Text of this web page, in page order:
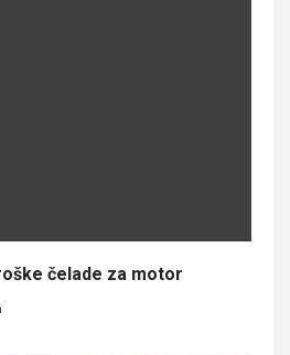
čelade za motor